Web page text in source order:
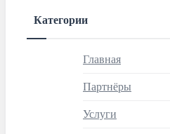
Категории
Главная
Партнёры
Услуги